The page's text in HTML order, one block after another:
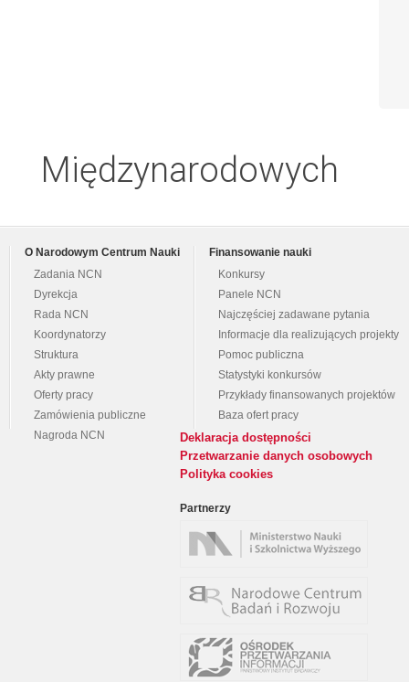
Międzynarodowych
O Narodowym Centrum Nauki
Zadania NCN
Dyrekcja
Rada NCN
Koordynatorzy
Struktura
Akty prawne
Oferty pracy
Zamówienia publiczne
Nagroda NCN
Finansowanie nauki
Konkursy
Panele NCN
Najczęściej zadawane pytania
Informacje dla realizujących projekty
Pomoc publiczna
Statystyki konkursów
Przykłady finansowanych projektów
Baza ofert pracy
Deklaracja dostępności
Przetwarzanie danych osobowych
Polityka cookies
Partnerzy